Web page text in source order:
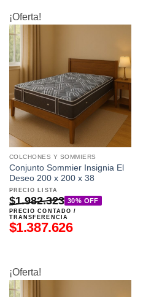
¡Oferta!
COLCHONES Y SOMMIERS
Conjunto Sommier Insignia El
Deseo 200 x 200 x 38
PRECIO LISTA
$1.982.323 30% OFF
PRECIO CONTADO /
TRANSFERENCIA
$1.387.626
¡Oferta!